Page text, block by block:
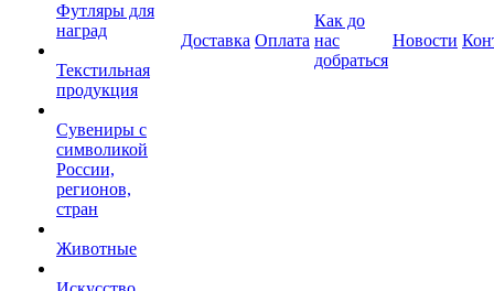
Футляры для
наград
Текстильная
продукция
Сувениры с
символикой
России,
регионов,
стран
Животные
Доставка Оплата
Как до
нас
добраться
Новости